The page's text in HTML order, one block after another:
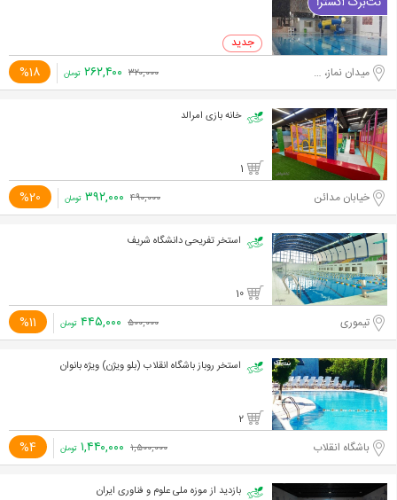
میدان نماز، جاده احمد آباد مستوفی %18 ۳۲۰,۰۰۰ ۲۶۲,۴۰۰ تومان
خانه بازی امرالد
1
خیابان مدائن %20 ۴۹۰,۰۰۰ ۳۹۲,۰۰۰ تومان
استخر تفریحی دانشگاه شریف
10
تیموری %11 ۵۰۰,۰۰۰ ۴۴۵,۰۰۰ تومان
استخر روباز باشگاه انقلاب (بلو ویژن) ویژه بانوان
2
باشگاه انقلاب %4 ۱,۵۰۰,۰۰۰ ۱,۴۴۰,۰۰۰ تومان
بازدید از موزه ملی علوم و فناوری ایران